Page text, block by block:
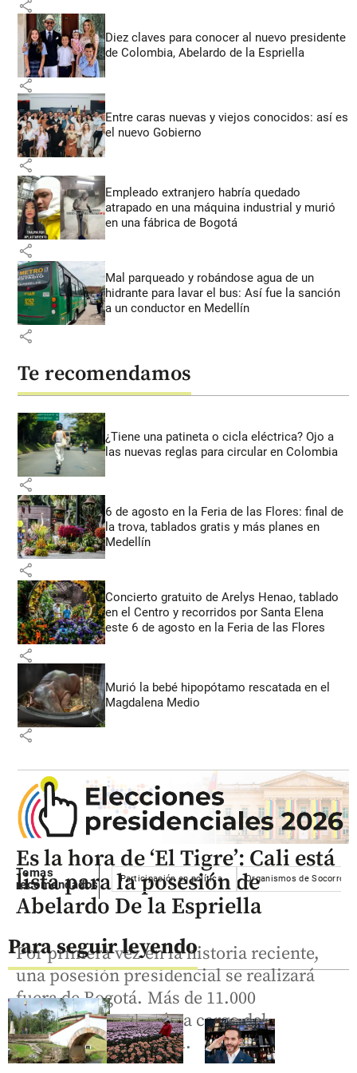
share
Diez claves para conocer al nuevo presidente
de Colombia, Abelardo de la Espriella
share
Entre caras nuevas y viejos conocidos: así es
el nuevo Gobierno
share
Empleado extranjero habría quedado
atrapado en una máquina industrial y murió
en una fábrica de Bogotá
share
Mal parqueado y robándose agua de un
hidrante para lavar el bus: Así fue la sanción
a un conductor en Medellín
share
Te recomendamos
¿Tiene una patineta o cicla eléctrica? Ojo a
las nuevas reglas para circular en Colombia
share
6 de agosto en la Feria de las Flores: final de
la trova, tablados gratis y más planes en
Medellín
share
Concierto gratuito de Arelys Henao, tablado
en el Centro y recorridos por Santa Elena
este 6 de agosto en la Feria de las Flores
share
Murió la bebé hipopótamo rescatada en el
Magdalena Medio
share
Temas
recomendados
Participación en política Organismos de Socorro
Para seguir leyendo
Es la hora de ‘El Tigre’: Cali está
lista para la posesión de
Abelardo De la Espriella
Por primera vez en la historia reciente,
una posesión presidencial se realizará
fuera de Bogotá. Más de 11.000
uniformados estarán a cargo del
dispositivo de control.